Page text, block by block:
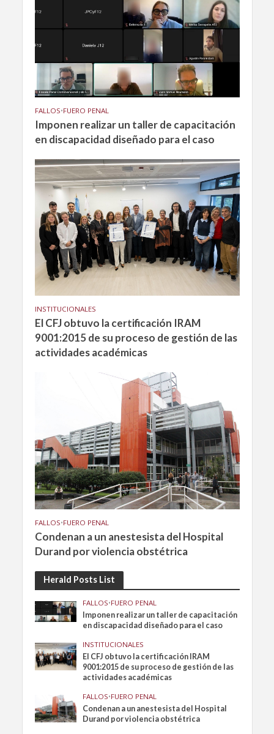
FALLOS•FUERO PENAL
Imponen realizar un taller de capacitación
en discapacidad diseñado para el caso
INSTITUCIONALES
El CFJ obtuvo la certificación IRAM
9001:2015 de su proceso de gestión de las
actividades académicas
FALLOS•FUERO PENAL
Condenan a un anestesista del Hospital
Durand por violencia obstétrica
Herald Posts List
FALLOS•FUERO PENAL
Imponen realizar un taller de capacitación
en discapacidad diseñado para el caso
INSTITUCIONALES
El CFJ obtuvo la certificación IRAM
9001:2015 de su proceso de gestión de las
actividades académicas
FALLOS•FUERO PENAL
Condenan a un anestesista del Hospital
Durand por violencia obstétrica